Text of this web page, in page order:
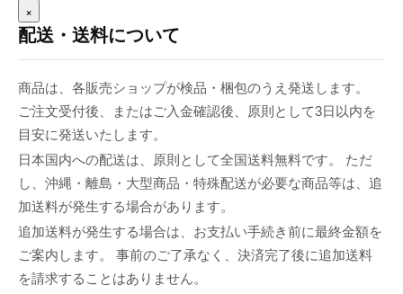
×
配送・送料について
商品は、各販売ショップが検品・梱包のうえ発送します。
ご注文受付後、またはご入金確認後、原則として3日以内を
目安に発送いたします。
日本国内への配送は、原則として全国送料無料です。 ただ
し、沖縄・離島・大型商品・特殊配送が必要な商品等は、追
加送料が発生する場合があります。
追加送料が発生する場合は、お支払い手続き前に最終金額を
ご案内します。 事前のご了承なく、決済完了後に追加送料
を請求することはありません。